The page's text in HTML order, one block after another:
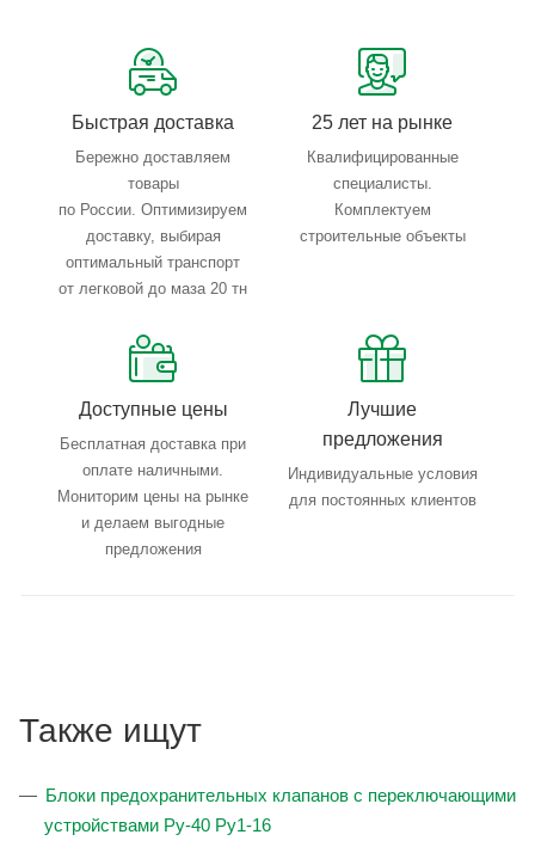
Тройной весовой контроль: въезд, погрузка, выезд
Быстрая доставка
Бережно доставляем
товары
по России. Оптимизируем
доставку, выбирая
оптимальный транспорт
от легковой до маза 20 тн
25 лет на рынке
Квалифицированные
специалисты.
Комплектуем
строительные объекты
Доступные цены
Бесплатная доставка при
оплате наличными.
Мониторим цены на рынке
и делаем выгодные
предложения
Лучшие
предложения
Индивидуальные условия
для постоянных клиентов
Также ищут
Блоки предохранительных клапанов с переключающими
устройствами Ру-40 Ру1-16